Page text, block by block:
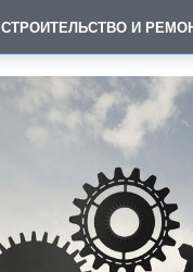
СТРОИТЕЛЬСТВО И